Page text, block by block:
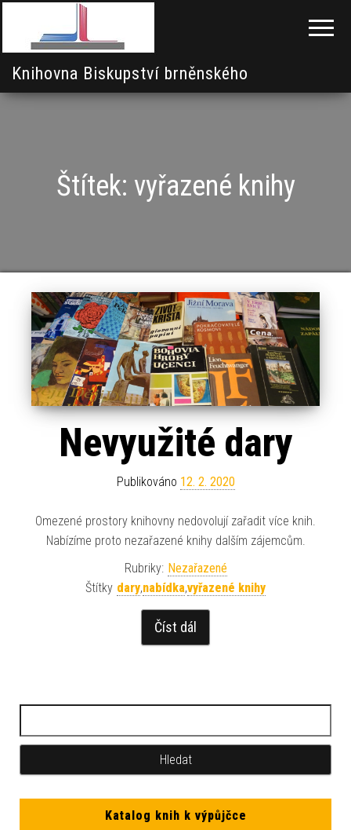
Knihovna Biskupství brněnského
Štítek: vyřazené knihy
Nevyužité dary
Publikováno 12. 2. 2020
Omezené prostory knihovny nedovolují zařadit více knih.
Nabízíme proto nezařazené knihy dalším zájemcům.
Rubriky: Nezařazené
Štítky dary,nabídka,vyřazené knihy
Číst dál
Katalog knih k výpůjčce